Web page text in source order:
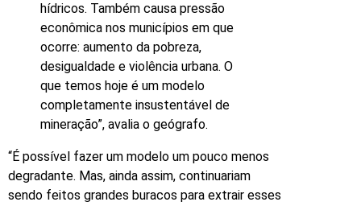
hídricos. Também causa pressão
econômica nos municípios em que
ocorre: aumento da pobreza,
desigualdade e violência urbana. O
que temos hoje é um modelo
completamente insustentável de
mineração”, avalia o geógrafo.
“É possível fazer um modelo um pouco menos
degradante. Mas, ainda assim, continuariam
sendo feitos grandes buracos para extrair esses